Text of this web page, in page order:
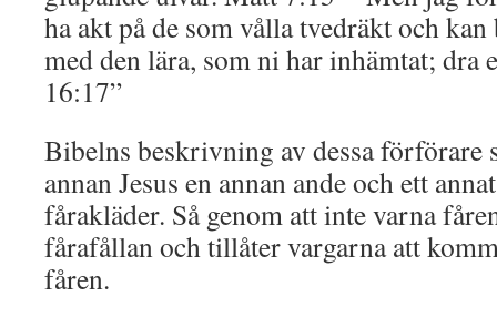
ha akt på de som vålla tvedräkt och
med den lära, som ni har inhämtat; dra
16:17”
Bibelns beskrivning av dessa förförare
annan Jesus en annan ande och ett
fårakläder. Så genom att inte varna
fårafållan och tillåter vargarna att
fåren.